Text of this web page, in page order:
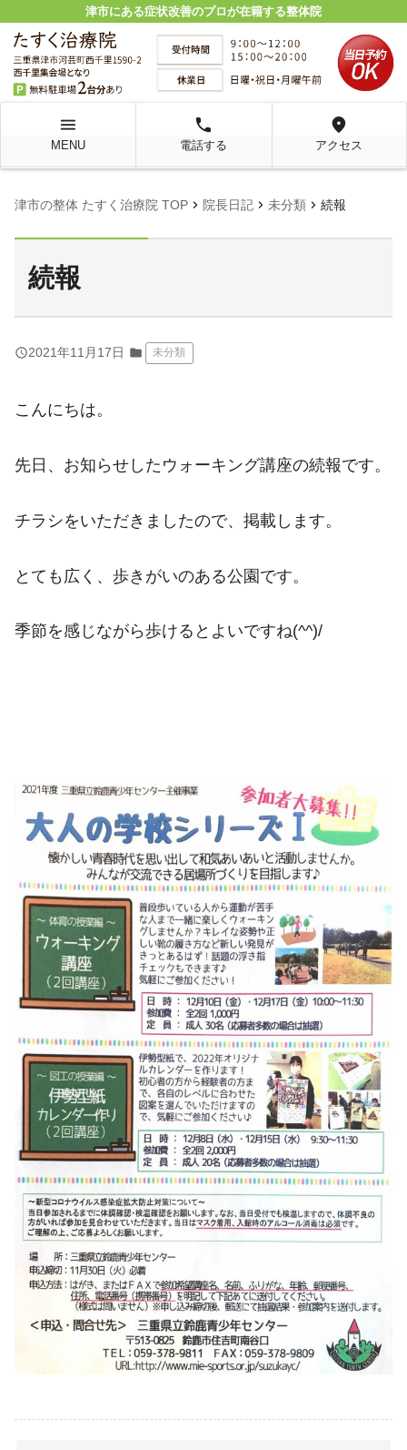
津市にある症状改善のプロが在籍する整体院
menu
MENU
local_phone
電話する
location_on
アクセス
津市の整体 たすく治療院 TOP chevron_right 院長日記 chevron_right 未分類 chevron_right 続報
続報
query_builder2021年11月17日 folder 未分類
こんにちは。
先日、お知らせしたウォーキング講座の続報です。
チラシをいただきましたので、掲載します。
とても広く、歩きがいのある公園です。
季節を感じながら歩けるとよいですね(^^)/